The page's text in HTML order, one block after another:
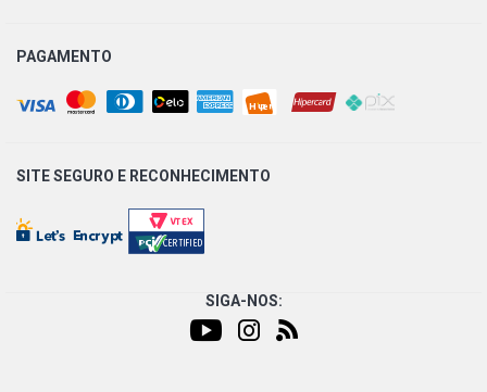
PAGAMENTO
SITE SEGURO E RECONHECIMENTO
SIGA-NOS: